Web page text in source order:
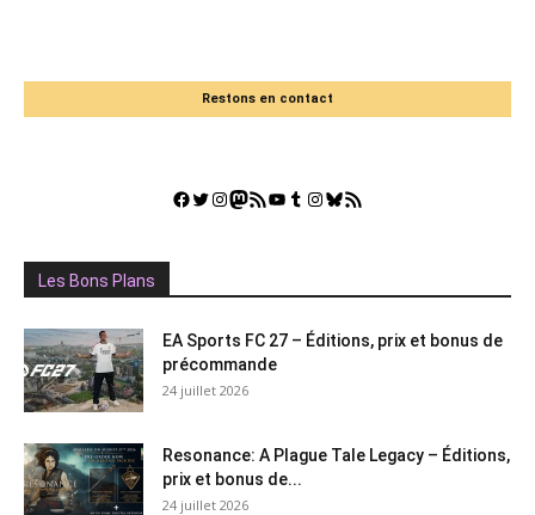
Restons en contact
Facebook
Twitter
Instagram
Mastodon
Flux RSSYouTube
Tumblr
Instagram
Bluesky
GestGame
Les Bons Plans
EA Sports FC 27 – Éditions, prix et bonus de
précommande
24 juillet 2026
Resonance: A Plague Tale Legacy – Éditions,
prix et bonus de...
24 juillet 2026